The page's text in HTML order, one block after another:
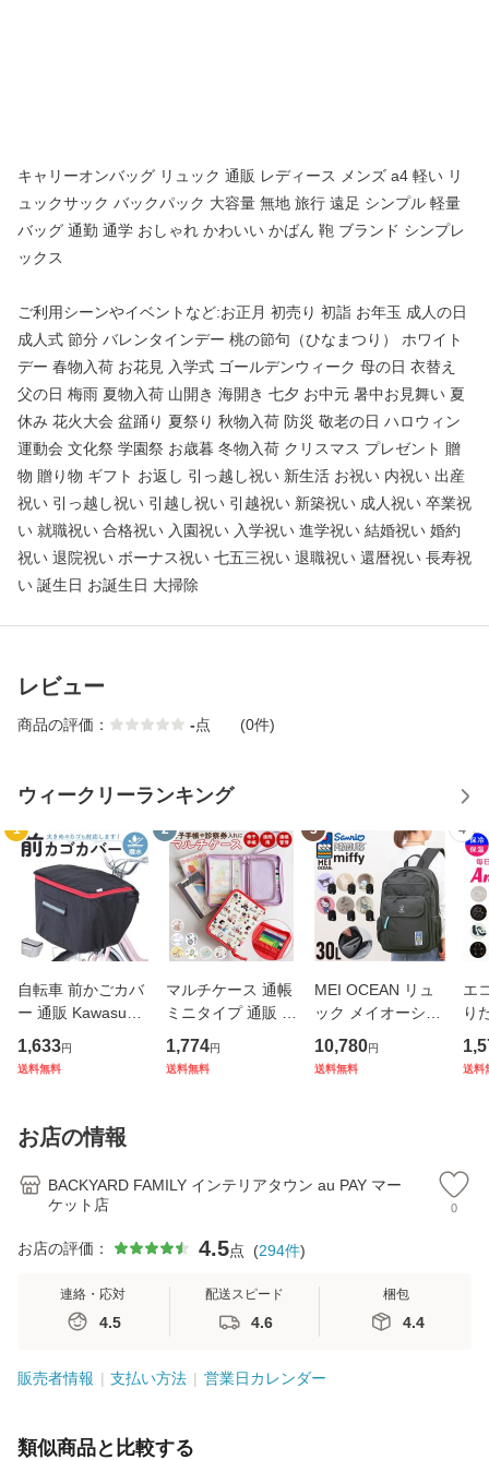
キャリーオンバッグ リュック 通販 レディース メンズ a4 軽い リ
ュックサック バックパック 大容量 無地 旅行 遠足 シンプル 軽量
バッグ 通勤 通学 おしゃれ かわいい かばん 鞄 ブランド シンプレ
ックス
ご利用シーンやイベントなど:お正月 初売り 初詣 お年玉 成人の日
成人式 節分 バレンタインデー 桃の節句（ひなまつり） ホワイト
デー 春物入荷 お花見 入学式 ゴールデンウィーク 母の日 衣替え
父の日 梅雨 夏物入荷 山開き 海開き 七夕 お中元 暑中お見舞い 夏
休み 花火大会 盆踊り 夏祭り 秋物入荷 防災 敬老の日 ハロウィン
運動会 文化祭 学園祭 お歳暮 冬物入荷 クリスマス プレゼント 贈
物 贈り物 ギフト お返し 引っ越し祝い 新生活 お祝い 内祝い 出産
祝い 引っ越し祝い 引越し祝い 引越祝い 新築祝い 成人祝い 卒業祝
い 就職祝い 合格祝い 入園祝い 入学祝い 進学祝い 結婚祝い 婚約
祝い 退院祝い ボーナス祝い 七五三祝い 退職祝い 還暦祝い 長寿祝
い 誕生日 お誕生日 大掃除
レビュー
商品の評価： -点 (0件)
ウィークリーランキング
1
自転車 前かごカバ
ー 通販 Kawasumi
カワスミ 前カゴカ
バー バスケット カ
カバー 前 Keia＋
かわ
1,633円
送料無料
2
マルチケース 通帳
ミニタイプ 通販 母
子手帳ケース お薬
手帳 ポーチ 通帳ケ
1,774円
送料無料
3
MEI OCEAN リュ
ック メイオーシャ
ン 6206 通販 リュ
ックサック バック
10,780円
送料無料
4
エ
り
ト
ア
送料
お店の情報
BACKYARD FAMILY インテリアタウン au PAY マー
ケット店
0
お店の評価： 4.5点 (294件)
連絡・応対
4.5
配送スピード
4.6
梱包
4.4
販売者情報 支払い方法 営業日カレンダー
類似商品と比較する